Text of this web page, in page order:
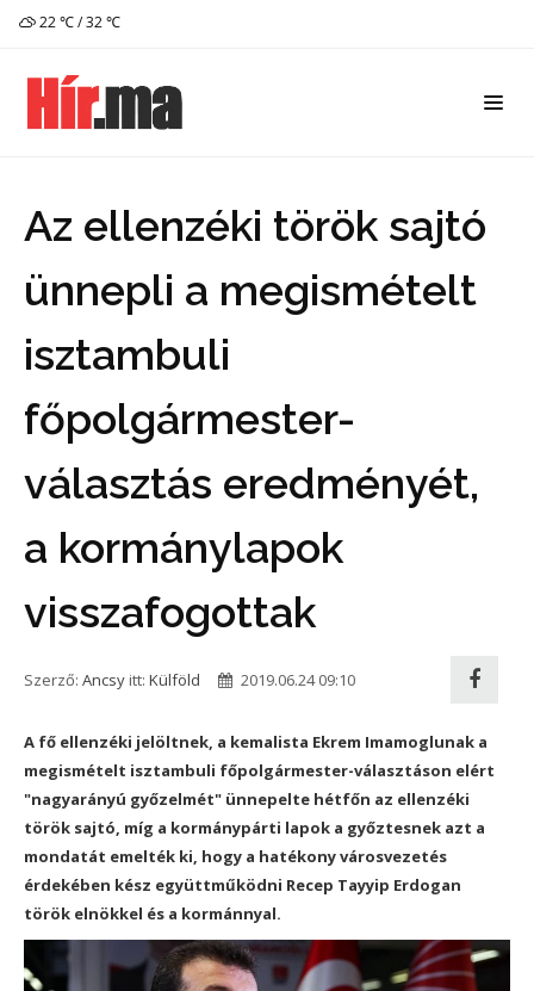
22 ℃ / 32 ℃
Az ellenzéki török sajtó
ünnepli a megismételt
isztambuli
főpolgármester-
választás eredményét,
a kormánylapok
visszafogottak
Szerző: Ancsy itt: Külföld 2019.06.24 09:10
A fő ellenzéki jelöltnek, a kemalista Ekrem Imamoglunak a
megismételt isztambuli főpolgármester-választáson elért
"nagyarányú győzelmét" ünnepelte hétfőn az ellenzéki
török sajtó, míg a kormánypárti lapok a győztesnek azt a
mondatát emelték ki, hogy a hatékony városvezetés
érdekében kész együttműködni Recep Tayyip Erdogan
török elnökkel és a kormánnyal.